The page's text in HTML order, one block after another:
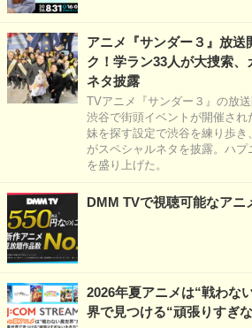
アニメ『サンダー３』放送
ク！学ラン33人が大捜索
ネタ披露
TVアニメ『サンダー３』の放
渋谷で街頭イベントが開催さ
妹を探す設定で渋谷を練り歩き
がスペシャルネタを披露。ハ
を盛り上げた。
DMM TVで視聴可能なアニ
2026年夏アニメは“戦わな
界で見つける“頑張りすぎ